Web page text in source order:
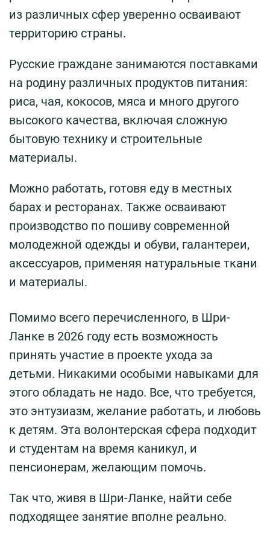
из различных сфер уверенно осваивают
территорию страны.
Русские граждане занимаются поставками
на родину различных продуктов питания:
риса, чая, кокосов, мяса и много другого
высокого качества, включая сложную
бытовую технику и строительные
материалы.
Можно работать, готовя еду в местных
барах и ресторанах. Также осваивают
производство по пошиву современной
молодежной одежды и обуви, галантереи,
аксессуаров, применяя натуральные ткани
и материалы.
Помимо всего перечисленного, в Шри-
Ланке в 2026 году есть возможность
принять участие в проекте ухода за
детьми. Никакими особыми навыками для
этого обладать не надо. Все, что требуется,
это энтузиазм, желание работать, и любовь
к детям. Эта волонтерская сфера подходит
и студентам на время каникул, и
пенсионерам, желающим помочь.
Так что, живя в Шри-Ланке, найти себе
подходящее занятие вполне реально.